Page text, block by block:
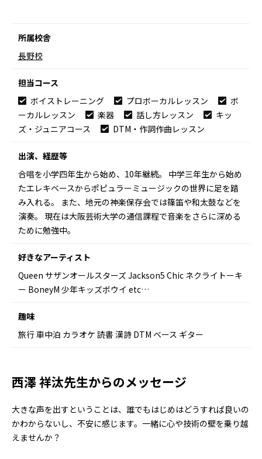
所属校舎
長野校
担当コース
ボイストレーニング
プロボーカルレッスン
ボ
ーカルレッスン
楽器 話し方レッスン
キッ
ズ・ジュニアコース
DTM・作詞作曲レッスン
出演、経歴等
合唱を小学四年生から始め、10年継続。 中学三年生から始め
たエレキベースからポピュラーミュージックの世界に足を踏
み入れる。 また、地元の神楽保存会では篠笛や和太鼓などを
演奏。 現在は大阪芸術大学の通信課程で音楽をさらに深める
ために勉強中。
好きなアーティスト
Queen サザンオールスターズ Jackson5 Chic ネクライトーキ
ー BoneyM 少年キッズボウイ etc…
趣味
旅行 車中泊 カラオケ 読書 漢詩 DTM ベース ギター
西澤 祥汰先生からのメッセージ
大きな声を出すということは、誰でもはじめはどうすれば良いの
かわからないし、不安に感じます。一緒に心や技術の壁を乗り越
えませんか？